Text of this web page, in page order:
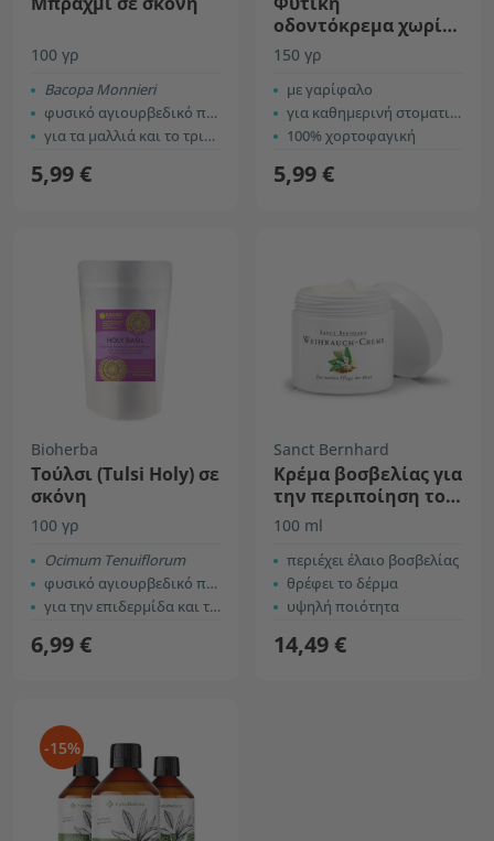
100 γρ
Bacopa Monnieri
φυσικό αγιουρβεδικό προϊόν
για τα μαλλιά και το τριχωτό της κεφαλής
5,99 €
οδοντόκρεμα χωρίς
φθόριο
150 γρ
με γαρίφαλο
για καθημερινή στοματική υγιεινή
100% χορτοφαγική
5,99 €
Bioherba
Τούλσι (Tulsi Holy) σε
σκόνη
100 γρ
Ocimum Tenuiflorum
φυσικό αγιουρβεδικό προϊόν
για την επιδερμίδα και τα μαλλιά
6,99 €
Sanct Bernhard
Κρέμα βοσβελίας για
την περιποίηση του
δέρματος
100 ml
περιέχει έλαιο βοσβελίας
θρέφει το δέρμα
υψηλή ποιότητα
14,49 €
-15%